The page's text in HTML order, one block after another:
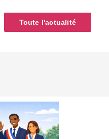
Toute l'actualité